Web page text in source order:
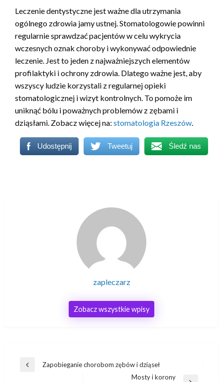
Leczenie dentystyczne jest ważne dla utrzymania
ogólnego zdrowia jamy ustnej. Stomatologowie powinni
regularnie sprawdzać pacjentów w celu wykrycia
wczesnych oznak choroby i wykonywać odpowiednie
leczenie. Jest to jeden z najważniejszych elementów
profilaktyki i ochrony zdrowia. Dlatego ważne jest, aby
wszyscy ludzie korzystali z regularnej opieki
stomatologicznej i wizyt kontrolnych. To pomoże im
uniknąć bólu i poważnych problemów z zębami i
dziąsłami. Zobacz więcej na: stomatologia Rzeszów
Udostępnij Tweetuj Śledź nas
zapleczarz
Zobacz wszystkie wpisy
Nawigacja
Poprzedni
Zapobieganie chorobom zębów i dziąseł
Mosty i korony